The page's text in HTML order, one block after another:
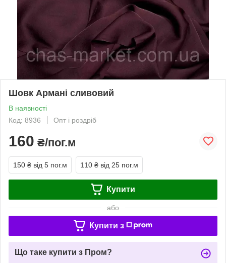
Шовк Армані сливовий
В наявності
Код: 8936
Опт і роздріб
160 ₴/пог.м
150 ₴ від 5 пог.м 110 ₴ від 25 пог.м
Купити
або
Купити з
Що таке купити з Пром?